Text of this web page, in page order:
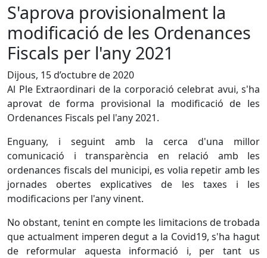
S'aprova provisionalment la
modificació de les Ordenances
Fiscals per l'any 2021
Dijous, 15 d’octubre de 2020
Al Ple Extraordinari de la corporació celebrat avui, s'ha
aprovat de forma provisional la modificació de les
Ordenances Fiscals pel l'any 2021.
Enguany, i seguint amb la cerca d'una millor
comunicació i transparència en relació amb les
ordenances fiscals del municipi, es volia repetir amb les
jornades obertes explicatives de les taxes i les
modificacions per l'any vinent.
No obstant, tenint en compte les limitacions de trobada
que actualment imperen degut a la Covid19, s'ha hagut
de reformular aquesta informació i, per tant us